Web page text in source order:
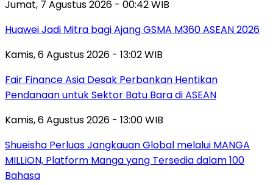
Jumat, 7 Agustus 2026 - 00:42 WIB
Huawei Jadi Mitra bagi Ajang GSMA M360 ASEAN 2026
Kamis, 6 Agustus 2026 - 13:02 WIB
Fair Finance Asia Desak Perbankan Hentikan
Pendanaan untuk Sektor Batu Bara di ASEAN
Kamis, 6 Agustus 2026 - 13:00 WIB
Shueisha Perluas Jangkauan Global melalui MANGA
MILLION, Platform Manga yang Tersedia dalam 100
Bahasa